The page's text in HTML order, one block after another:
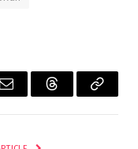
Email ThreadsCopy